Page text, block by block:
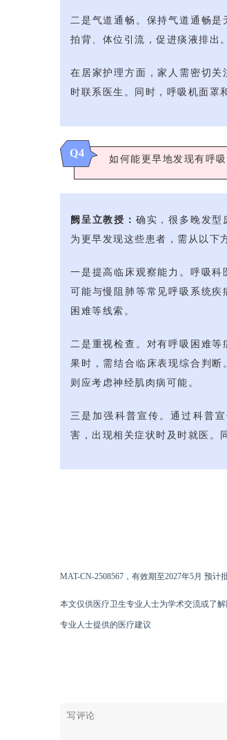
二是气道通畅。保持气道通畅
拍背、体位引流，促进痰液排出
在居家护理方面，家人需密切
时联系医生。同时，呼吸机面罩
Q4
如何能更早地发现有呼
阙呈立教授： 确实，很多晚发型
为更早发现这些患者，需从以下
一是提高临床观察能力。呼吸
可能与慢阻肺等常见呼吸系统
困难等线索。
二是重视检查。对有呼吸困难
果时，需结合临床表现综合判断
则应考虑神经肌肉病可能。
三是加强科普宣传。通过科普
害，出现相关症状时及时就医。
MAT-CN-2508567，有效期至2027年5月 预计
本文仅供医疗卫生专业人士为学术交流或了
专业人士提供的医疗建议